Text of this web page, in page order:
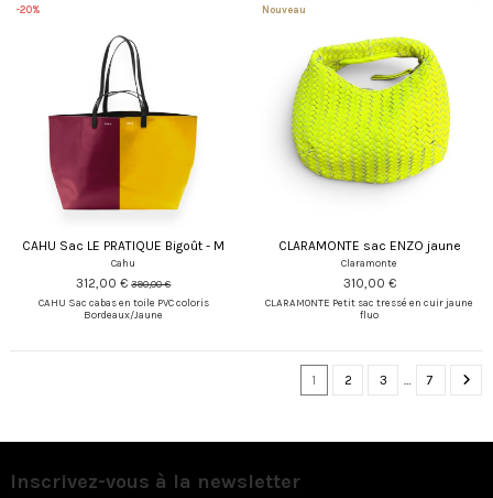
-20%
CAHU Sac LE PRATIQUE Bigoût - M
Cahu
312,00 €390,00 €
CAHU Sac cabas en toile PVC coloris
Bordeaux/Jaune
Nouveau
CLARAMONTE sac ENZO jaune
Claramonte
310,00 €
CLARAMONTE Petit sac tressé en cuir jaune
fluo
1 2 3 … 7
Inscrivez-vous à la newsletter